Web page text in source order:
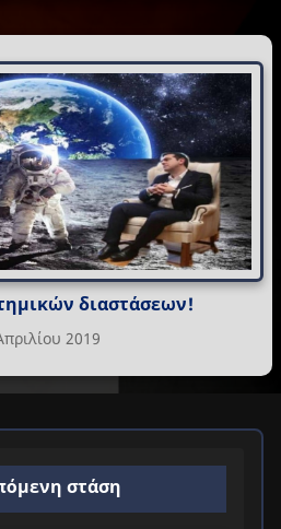
διαστάσεων!
2019
στάση